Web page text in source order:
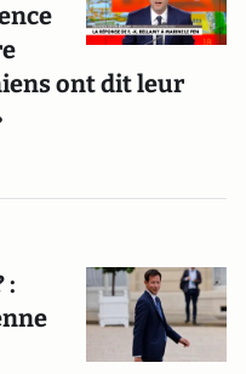
ont dit leur
: